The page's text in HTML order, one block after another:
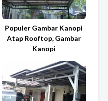
Populer Gambar Kanopi
Atap Rooftop, Gambar
Kanopi